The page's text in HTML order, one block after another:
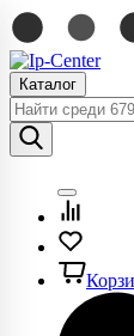
Каталог